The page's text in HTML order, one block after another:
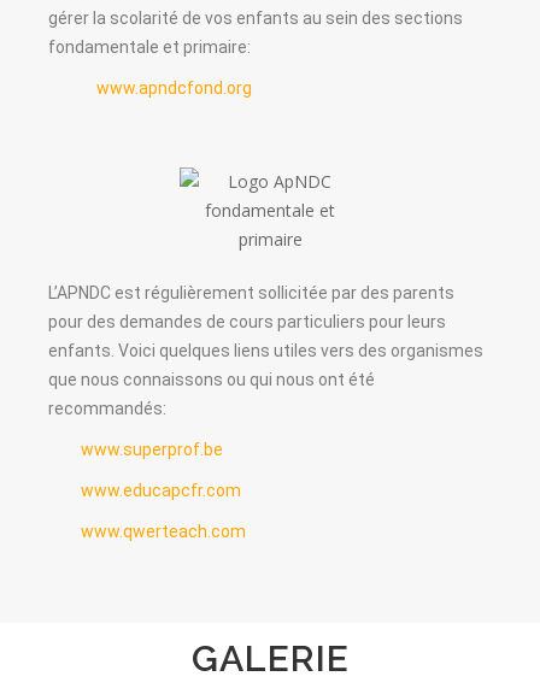
gérer la scolarité de vos enfants au sein des sections
fondamentale et primaire:
www.apndcfond.org
L’APNDC est régulièrement sollicitée par des parents
pour des demandes de cours particuliers pour leurs
enfants. Voici quelques liens utiles vers des organismes
que nous connaissons ou qui nous ont été
recommandés:
www.superprof.be
www.educapcfr.com
www.qwerteach.com
GALERIE